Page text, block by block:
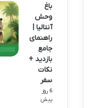
باغ
وحش
آنتالیا |
راهنمای
جامع
بازدید +
نکات
سفر
6 روز
پیش